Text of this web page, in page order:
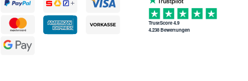
TrustScore 4.9
4.238 Bewertungen